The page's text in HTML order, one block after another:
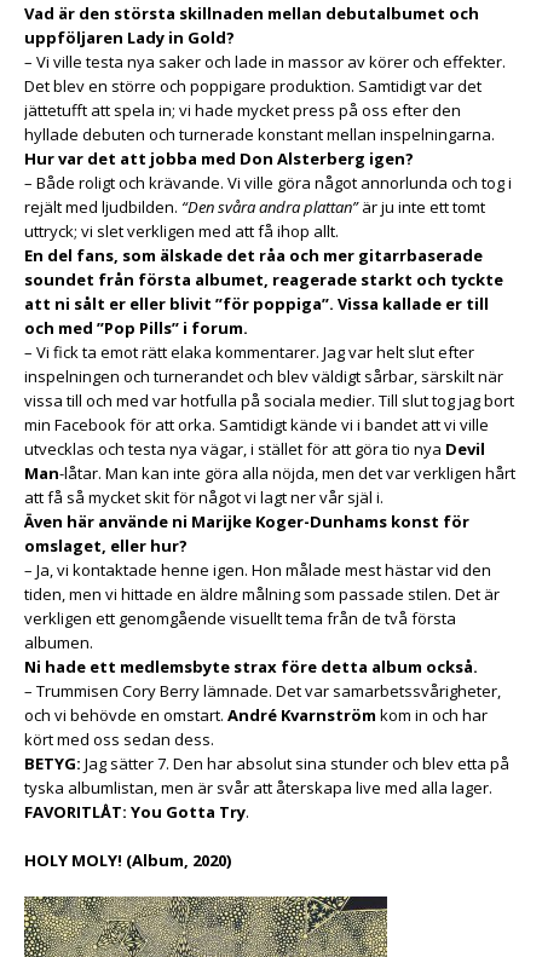
Vad är den största skillnaden mellan debutalbumet och
uppföljaren Lady in Gold?
– Vi ville testa nya saker och lade in massor av körer och effekter.
Det blev en större och poppigare produktion. Samtidigt var det
jättetufft att spela in; vi hade mycket press på oss efter den
hyllade debuten och turnerade konstant mellan inspelningarna.
Hur var det att jobba med Don Alsterberg igen?
– Både roligt och krävande. Vi ville göra något annorlunda och tog i
rejält med ljudbilden. “Den svåra andra plattan”är ju inte ett tomt
uttryck; vi slet verkligen med att få ihop allt.
En del fans, som älskade det råa och mer gitarrbaserade
soundet från första albumet, reagerade starkt och tyckte
att ni sålt er eller blivit ”för poppiga”. Vissa kallade er till
och med ”Pop Pills” i forum.
– Vi fick ta emot rätt elaka kommentarer. Jag var helt slut efter
inspelningen och turnerandet och blev väldigt sårbar, särskilt när
vissa till och med var hotfulla på sociala medier. Till slut tog jag bort
min Facebook för att orka. Samtidigt kände vi i bandet att vi ville
utvecklas och testa nya vägar, i stället för att göra tio nya Devil
Man-låtar. Man kan inte göra alla nöjda, men det var verkligen hårt
att få så mycket skit för något vi lagt ner vår själ i.
Även här använde ni Marijke Koger-Dunhams konst för
omslaget, eller hur?
– Ja, vi kontaktade henne igen. Hon målade mest hästar vid den
tiden, men vi hittade en äldre målning som passade stilen. Det är
verkligen ett genomgående visuellt tema från de två första
albumen.
Ni hade ett medlemsbyte strax före detta album också.
– Trummisen Cory Berry lämnade. Det var samarbetssvårigheter,
och vi behövde en omstart. André Kvarnström kom in och har
kört med oss sedan dess.
BETYG: Jag sätter 7. Den har absolut sina stunder och blev etta på
tyska albumlistan, men är svår att återskapa live med alla lager.
FAVORITLÅT: You Gotta Try.
HOLY MOLY! (Album, 2020)